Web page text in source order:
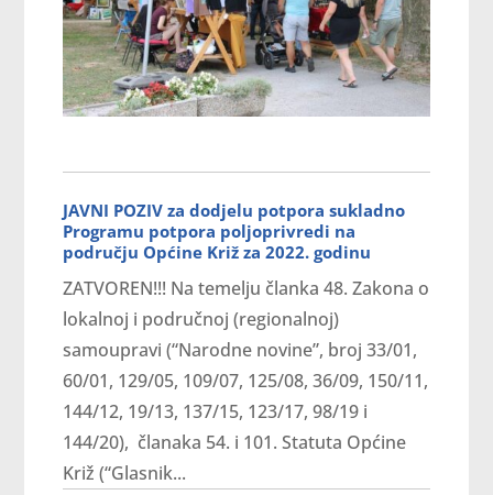
JAVNI POZIV za dodjelu potpora sukladno
Programu potpora poljoprivredi na
području Općine Križ za 2022. godinu
ZATVOREN!!! Na temelju članka 48. Zakona o
lokalnoj i područnoj (regionalnoj)
samoupravi (“Narodne novine”, broj 33/01,
60/01, 129/05, 109/07, 125/08, 36/09, 150/11,
144/12, 19/13, 137/15, 123/17, 98/19 i
144/20), članaka 54. i 101. Statuta Općine
Križ (“Glasnik...